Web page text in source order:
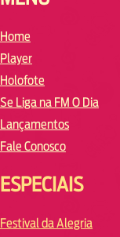
Home
Player
Holofote
Se Liga na FM O Dia
Lançamentos
Fale Conosco
ESPECIAIS
Festival da Alegria